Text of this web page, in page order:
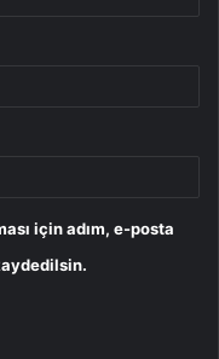
için adım, e-posta